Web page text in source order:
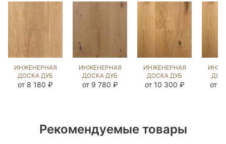
ИНЖЕНЕРНАЯ
ДОСКА ДУБ
UNFINISHED
от 8 180 ₽
ИНЖЕНЕРНАЯ
ДОСКА ДУБ
РЕЧИНТО
от 9 780 ₽
ИНЖЕНЕРНАЯ
ДОСКА ДУБ
НАТУРАЛЬНЫЙ
от 10 300 ₽ от
Рекомендуемые товары